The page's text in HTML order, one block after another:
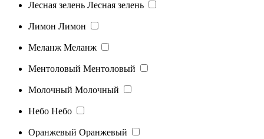
Лесная зелень Лесная зелень
Лимон Лимон
Меланж Меланж
Ментоловый Ментоловый
Молочный Молочный
Небо Небо
Оранжевый Оранжевый